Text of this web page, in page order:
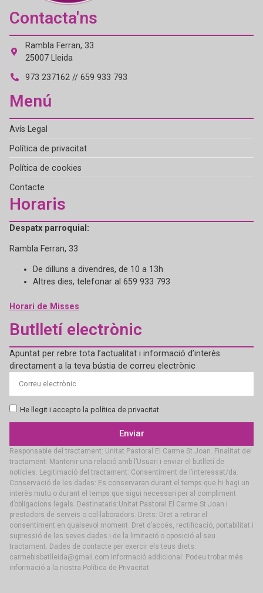
Contacta'ns
Rambla Ferran, 33
25007 Lleida
973 237162 // 659 933 793
Menú
Avís Legal
Política de privacitat
Política de cookies
Contacte
Horaris
Despatx parroquial:
Rambla Ferran, 33
De dilluns a divendres, de 10 a 13h
Altres dies, telefonar al 659 933 793
Horari de Misses
Butlletí electrònic
Apuntat per rebre tota l’actualitat i informació d’interès
directament a la teva bústia de correu electrònic
He llegit i accepto la política de privacitat
Enviar
Responsable del tractament: Unitat Pastoral El Carme St Joan. Finalitat del
tractament: Mantenir una relació amb l’Usuari i enviar el butlletí de
notícies. Legitimació del tractament: Consentiment de l’interessat/da.
Conservació de les dades: Es conservaran durant el temps que hi hagi un
interès mutu o durant el temps que sigui necessari per al compliment
d’obligacions legals. Destinataris:Unitat Pastoral El Carme St Joan i
prestadors de serveis o col·laboradors. Drets: Dret a retirar el
consentiment en qualsevol moment. Dret d’accés, rectificació, portabilitat i
supressió de les seves dades i de la limitació o oposició al seu
tractament. Dades de contacte per exercir els teus drets:
carmebisbatlleida@gmail.com Informació addicional: Podeu trobar més
informació a la nostra Política de Privacitat.